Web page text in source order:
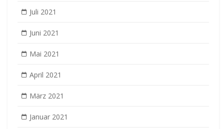
Juli 2021
Juni 2021
Mai 2021
April 2021
März 2021
Januar 2021